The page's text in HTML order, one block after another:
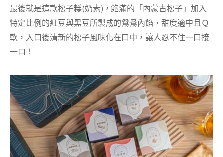
最後就是這款松子糕(奶素)，飽滿的「內蒙古松子」加入
特定比例的紅豆與黑豆所製成的鴛鴦內餡，甜度適中且Ｑ
軟，入口後清新的松子風味化在口中，讓人忍不住一口接
一口！